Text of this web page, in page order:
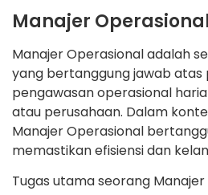
Manajer
Manajer Operasional adalah
yang bertanggung jawab atas
pengawasan operasional
atau perusahaan. Dalam
Manajer Operasional
memastikan efisiensi dan
Tugas utama seorang